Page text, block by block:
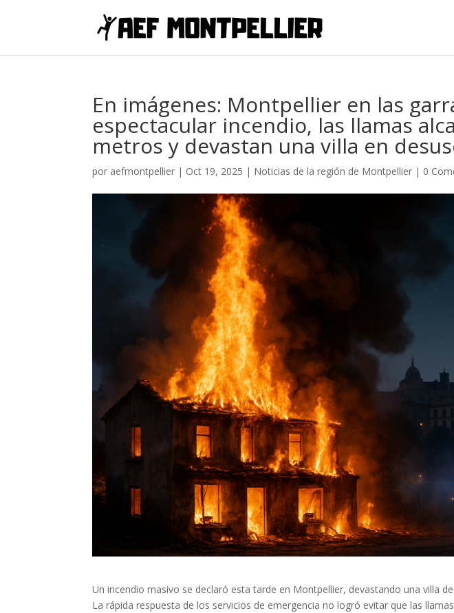
En imágenes: Montpellier en las
espectacular incendio, las llamas
metros y devastan una villa en
por aefmontpellier | Oct 19, 2025 | Noticias de la región de Montpellier | 0
Un incendio masivo se declaró esta tarde en Montpellier, devastando una villa
La rápida respuesta de los servicios de emergencia no logró evitar que las